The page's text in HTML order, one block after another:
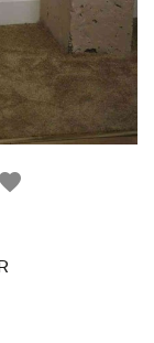
favorite